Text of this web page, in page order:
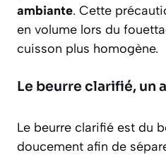
ambiante. Cette
en volume lors du
cuisson plus homogène.
Le beurre clarifié, un
Le beurre clarifié est du
doucement afin de